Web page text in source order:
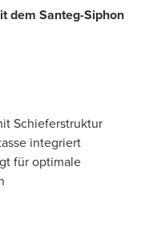
dem Santeg-Siphon
Schieferstruktur
integriert
für optimale